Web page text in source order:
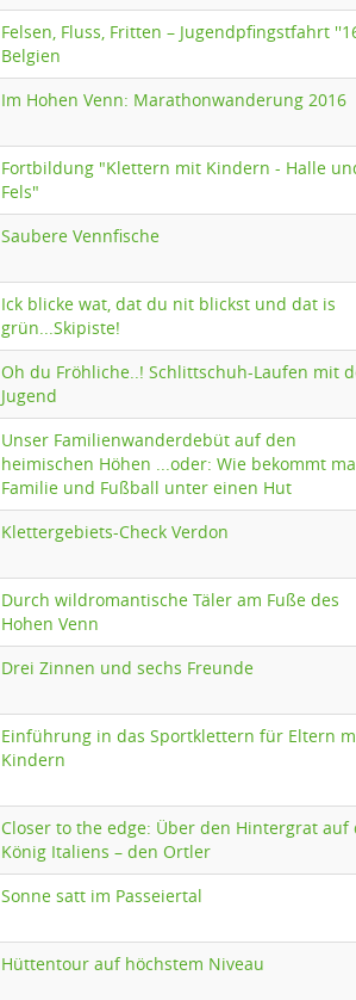
Felsen, Fluss, Fritten – Jugendpfingstfahrt
Belgien
Im Hohen Venn: Marathonwanderung 2016
Fortbildung "Klettern mit Kindern - Halle
Fels"
Saubere Vennfische
Ick blicke wat, dat du nit blickst und dat is
grün...Skipiste!
Oh du Fröhliche..! Schlittschuh-Laufen mit
Jugend
Unser Familienwanderdebüt auf den
heimischen Höhen ...oder: Wie bekommt
Familie und Fußball unter einen Hut
Klettergebiets-Check Verdon
Durch wildromantische Täler am Fuße des
Hohen Venn
Drei Zinnen und sechs Freunde
Einführung in das Sportklettern für Eltern
Kindern
Closer to the edge: Über den Hintergrat auf
König Italiens – den Ortler
Sonne satt im Passeiertal
Hüttentour auf höchstem Niveau